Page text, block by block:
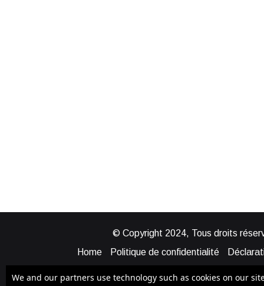
© Copyright 2024, Tous droits
Home
Politique de confidentialité
We and our partners use technology such as cookies on our